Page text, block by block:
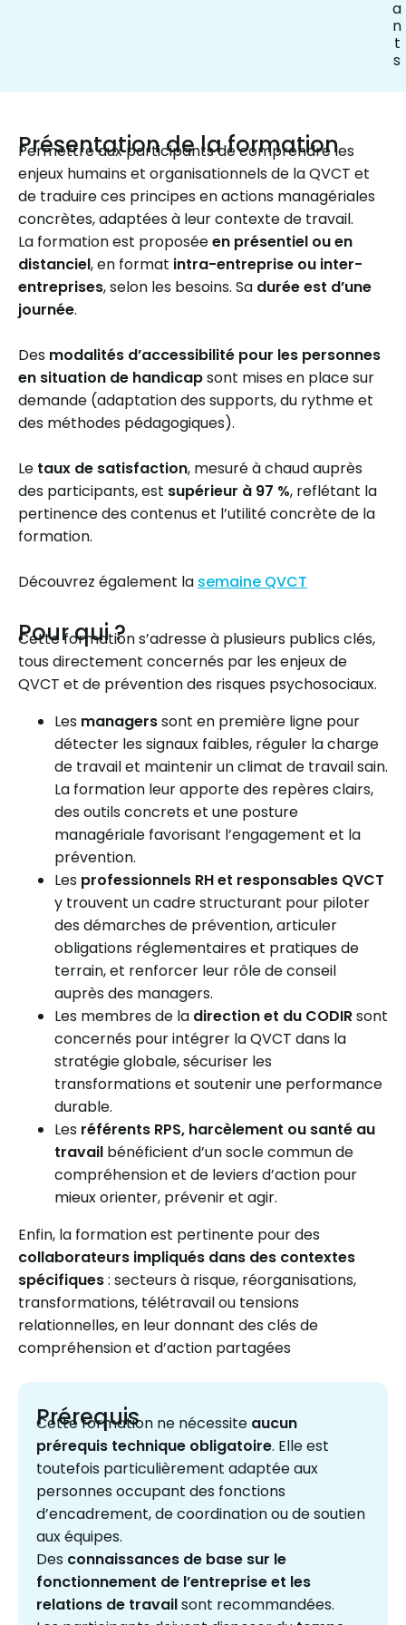
a
n
t
s
Présentation de la formation
Permettre aux participants de comprendre les
enjeux humains et organisationnels de la QVCT et
de traduire ces principes en actions managériales
concrètes, adaptées à leur contexte de travail.
La formation est proposéeen présentiel ou en
distanciel, en format intra-entreprise ou inter-
entreprises, selon les besoins. Sa durée est d’une
journée.
Des modalités d’accessibilité pour les personnes
en situation de handicapsont mises en place sur
demande (adaptation des supports, du rythme et
des méthodes pédagogiques).
Le taux de satisfaction, mesuré à chaud auprès
des participants, est supérieur à 97 %, reflétant la
pertinence des contenus et l’utilité concrète de la
formation.
Découvrez également la semaine QVCT
Pour qui ?
Cette formation s’adresse à plusieurs publics clés,
tous directement concernés par les enjeux de
QVCT et de prévention des risques psychosociaux.
Les managerssont en première ligne pour
détecter les signaux faibles, réguler la charge
de travail et maintenir un climat de travail sain.
La formation leur apporte des repères clairs,
des outils concrets et une posture
managériale favorisant l’engagement et la
prévention.
Les professionnels RH et responsables QVCT
y trouvent un cadre structurant pour piloter
des démarches de prévention, articuler
obligations réglementaires et pratiques de
terrain, et renforcer leur rôle de conseil
auprès des managers.
Les membres de la direction et du CODIRsont
concernés pour intégrer la QVCT dans la
stratégie globale, sécuriser les
transformations et soutenir une performance
durable.
Les référents RPS, harcèlement ou santé au
travail bénéficient d’un socle commun de
compréhension et de leviers d’action pour
mieux orienter, prévenir et agir.
Enfin, la formation est pertinente pour des
collaborateurs impliqués dans des contextes
spécifiques: secteurs à risque, réorganisations,
transformations, télétravail ou tensions
relationnelles, en leur donnant des clés de
compréhension et d’action partagées
Prérequis
Cette formation ne nécessite aucun
prérequis technique obligatoire. Elle est
toutefois particulièrement adaptée aux
personnes occupant des fonctions
d’encadrement, de coordination ou de soutien
aux équipes.
Des connaissances de base sur le
fonctionnement de l’entreprise et les
relations de travailsont recommandées.